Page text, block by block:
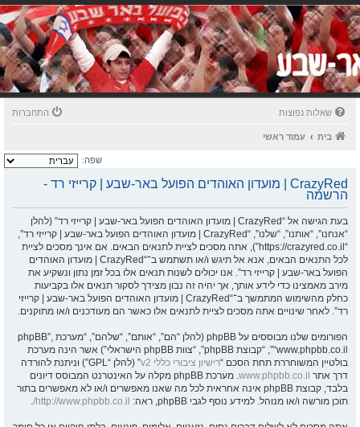
שאלות נפוצות התחברות
בית עמוד ראשי
שפה:
CrazyRed | מועדון האוהדים הפועל באר-שבע | קרייזי רד -
הרשמה
בעת הגישה אל “CrazyRed | מועדון האוהדים הפועל באר-שבע | קרייזי רד” (להלן
“אנחנו”, “אותנו”, “שלנו”, “CrazyRed | מועדון האוהדים הפועל באר-שבע | קרייזי רד”,
“https://crazyred.co.il”), אתה מסכים לציית לתנאים הבאים. אם אינך מסכים לציית
לכל התנאים הבאים, אנא אל תיגש ו/או תשתמש ב־“CrazyRed | מועדון האוהדים
הפועל באר-שבע | קרייזי רד”. אנו יכולים לשנות תנאים אלו בכל זמן נתון ונשקיע את
מירב מאמצינו כדי לידע אותך, אך יהיה זה נבון מצידך לסקור תנאים אלו בקביעות
כחלק מהשימוש המתמשך ב־“CrazyRed | מועדון האוהדים הפועל באר-שבע | קרייזי
רד”. לאחר שינויים אתה מסכים לציית לתנאים אלו כאשר הם מעודכנים ו/או מתוקנים.
הפורומים שלנו מבוססים על phpBB (להלן “הם”, “אותם”, “שלהם”, “מערכת phpBB”,
“www.phpbb.co.il”, “קבוצת phpBB”, “צוות phpBB הישראלי”) אשר הינה מערכת
בולטיין המשוחררת תחת הסכם “רישיון ציבורי כללי v2
” (להלן “GPL”) וניתנת להורדה
דרך אתר www.phpbb.co.il
. מערכת phpBB מקלה על האינטרנט המבוסס דיונים
בלבד, קבוצת phpBB אינה אחראית לכל מה שאנו מאפשרים ו/או לא מאפשרים בתור
תוכן מורשה ו/או מנוהל. למידע נוסף לגבי phpBB, ראה:
http://www.phpbb.co.il/
.